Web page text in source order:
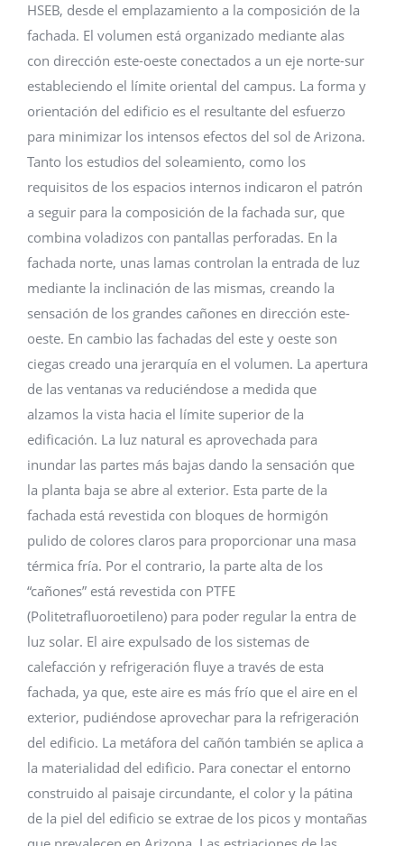
HSEB, desde el emplazamiento a la composición de la
fachada. El volumen está organizado mediante alas
con dirección este-oeste conectados a un eje norte-sur
estableciendo el límite oriental del campus. La forma y
orientación del edificio es el resultante del esfuerzo
para minimizar los intensos efectos del sol de Arizona.
Tanto los estudios del soleamiento, como los
requisitos de los espacios internos indicaron el patrón
a seguir para la composición de la fachada sur, que
combina voladizos con pantallas perforadas. En la
fachada norte, unas lamas controlan la entrada de luz
mediante la inclinación de las mismas, creando la
sensación de los grandes cañones en dirección este-
oeste. En cambio las fachadas del este y oeste son
ciegas creado una jerarquía en el volumen. La apertura
de las ventanas va reduciéndose a medida que
alzamos la vista hacia el límite superior de la
edificación. La luz natural es aprovechada para
inundar las partes más bajas dando la sensación que
la planta baja se abre al exterior. Esta parte de la
fachada está revestida con bloques de hormigón
pulido de colores claros para proporcionar una masa
térmica fría. Por el contrario, la parte alta de los
“cañones” está revestida con PTFE
(Politetrafluoroetileno) para poder regular la entra de
luz solar. El aire expulsado de los sistemas de
calefacción y refrigeración fluye a través de esta
fachada, ya que, este aire es más frío que el aire en el
exterior, pudiéndose aprovechar para la refrigeración
del edificio. La metáfora del cañón también se aplica a
la materialidad del edificio. Para conectar el entorno
construido al paisaje circundante, el color y la pátina
de la piel del edificio se extrae de los picos y montañas